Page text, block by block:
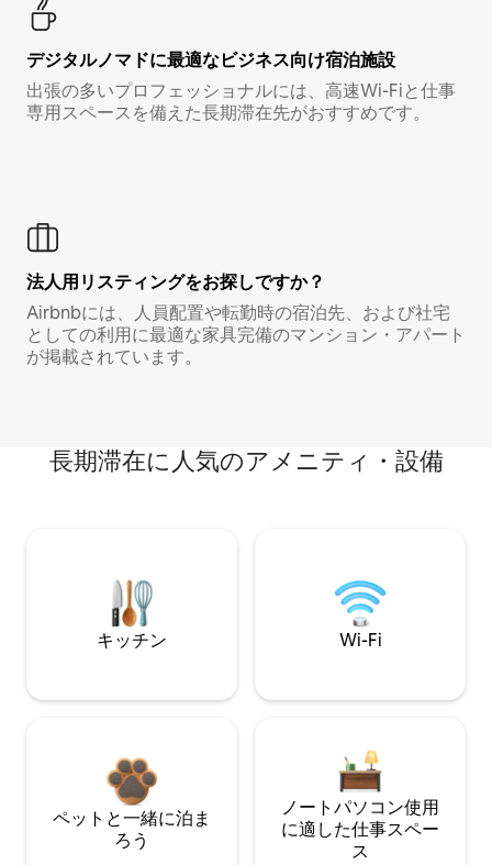
デジタルノマド⁠に最⁠適⁠なビ⁠ジ⁠ネ⁠ス⁠向⁠け宿⁠泊⁠施⁠設
出張の多いプロフェッショナルには、高速Wi-Fiと仕事
専用スペースを備えた長期滞在先がおすすめです。
法人用リスティングをお探しですか？
Airbnbには、人員配置や転勤時の宿泊先、および社宅
としての利用に最適な家具完備のマンション・アパート
が掲載されています。
長期滞在に人気のアメニティ・設備
キッチン Wi-Fi
ペットと一緒に泊ま
ろう
ノートパソコン使用
に適した仕事スペー
ス